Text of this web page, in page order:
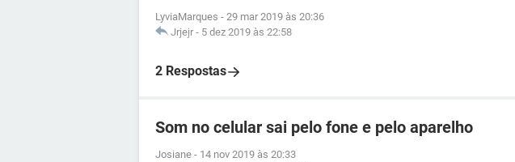
LyviaMarques - 29 mar 2019 às 20:36
Jrjejr - 5 dez 2019 às 22:58
2 Respostas
Som no celular sai pelo fone e pelo aparelho
Josiane - 14 nov 2019 às 20:33